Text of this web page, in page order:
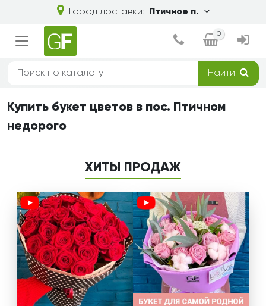
Город доставки: Птичное п.
0
Найти
Купить букет цветов в пос. Птичном
недорого
ХИТЫ ПРОДАЖ